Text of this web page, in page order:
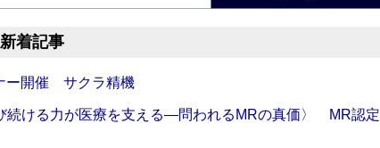
着記事
ー開催 サクラ精機
続ける力が医療を支える―問われるMRの真価〉 MR認定